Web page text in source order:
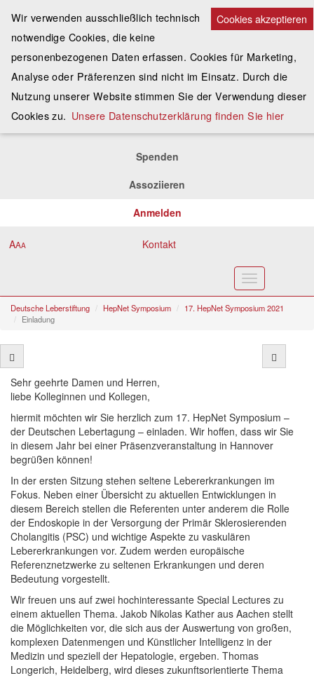
Spenden
Assoziieren
Anmelden
AAA Kontakt
Toggle
navigation
Deutsche Leberstiftung HepNet Symposium
17. HepNet Symposium 2021
Einladung
Sehr geehrte Damen und Herren,
liebe Kolleginnen und Kollegen,
hiermit möchten wir Sie herzlich zum 17. HepNet Symposium –
der Deutschen Lebertagung – einladen. Wir hoffen, dass wir Sie
in diesem Jahr bei einer Präsenzveranstaltung in Hannover
begrüßen können!
In der ersten Sitzung stehen seltene Lebererkrankungen im
Fokus. Neben einer Übersicht zu aktuellen Entwicklungen in
diesem Bereich stellen die Referenten unter anderem die Rolle
der Endoskopie in der Versorgung der Primär Sklerosierenden
Cholangitis (PSC) und wichtige Aspekte zu vaskulären
Lebererkrankungen vor. Zudem werden europäische
Referenznetzwerke zu seltenen Erkrankungen und deren
Bedeutung vorgestellt.
Wir freuen uns auf zwei hochinteressante Special Lectures zu
einem aktuellen Thema. Jakob Nikolas Kather aus Aachen stellt
die Möglichkeiten vor, die sich aus der Auswertung von großen,
komplexen Datenmengen und Künstlicher Intelligenz in der
Medizin und speziell der Hepatologie, ergeben. Thomas
Longerich, Heidelberg, wird dieses zukunftsorientierte Thema
Cookies akzeptieren
Wir verwenden ausschließlich technisch
notwendige Cookies, die keine
personenbezogenen Daten erfassen. Cookies für Marketing,
Analyse oder Präferenzen sind nicht im Einsatz. Durch die
Nutzung unserer Website stimmen Sie der Verwendung dieser
Cookies zu. Unsere Datenschutzerklärung finden Sie hier